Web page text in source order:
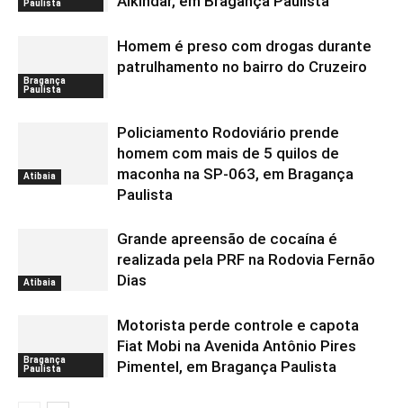
Paulista
Bragança
Paulista
Homem é preso com drogas durante
patrulhamento no bairro do Cruzeiro
Atibaia
Policiamento Rodoviário prende
homem com mais de 5 quilos de
maconha na SP-063, em Bragança
Paulista
Atibaia
Grande apreensão de cocaína é
realizada pela PRF na Rodovia Fernão
Dias
Bragança
Paulista
Motorista perde controle e capota
Fiat Mobi na Avenida Antônio Pires
Pimentel, em Bragança Paulista